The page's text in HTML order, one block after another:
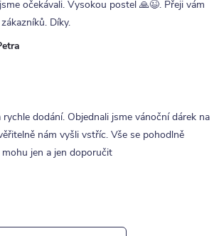
očekávali. Vysokou postel 🙏😉. Přeji vám
Díky.
dodání. Objednali jsme vánoční dárek na
nám vyšli vstříc. Vše se pohodlně
jen a jen doporučit